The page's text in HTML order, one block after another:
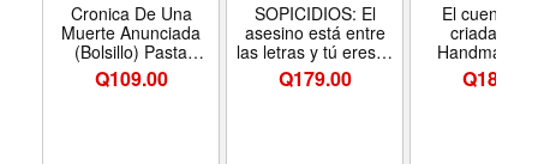
Cronica De Una
Muerte Anunciada
(Bolsillo) Pasta
Rústica
Q109.00
SOPICIDIOS: El
asesino está entre
las letras y tú eres el
único detective
capaz de encontrarlo
Q179.00
El cuento
criada, /
Handmaids
(Spanish
Formato
Q189.00